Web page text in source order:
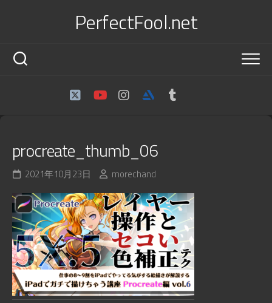
PerfectFool.net
procreate_thumb_06
2021年10月23日 morechand